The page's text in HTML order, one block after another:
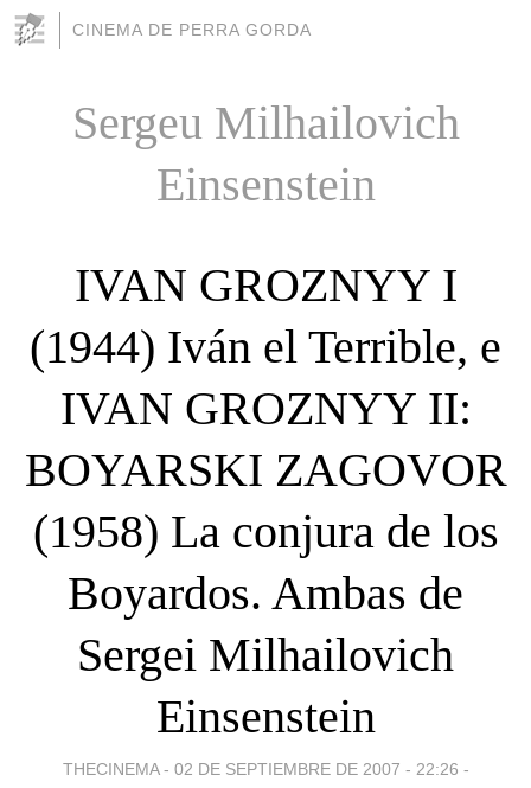
CINEMA DE PERRA GORDA
Sergeu Milhailovich
Einsenstein
IVAN GROZNYY I
(1944) Iván el Terrible, e
IVAN GROZNYY II:
BOYARSKI ZAGOVOR
(1958) La conjura de los
Boyardos. Ambas de
Sergei Milhailovich
Einsenstein
THECINEMA - 02 DE SEPTIEMBRE DE 2007 - 22:26 -